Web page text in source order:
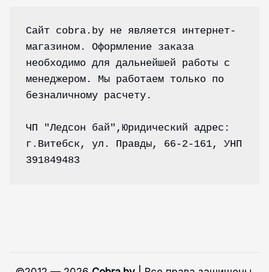
Сайт cobra.by не является интернет-
магазином. Оформление заказа
необходимо для дальнейшей работы с
менеджером. Мы работаем только по
безналичному расчету.
ЧП "Ледсон бай",Юридический адрес:
г.Витебск, ул. Правды, 66-2-161, УНП
391849483